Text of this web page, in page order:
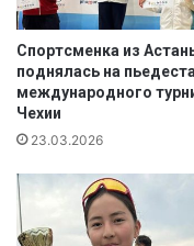
р
т
а
в
ч
е
т
ь
2
а
х
с
т
а
н
п
м
у
а
Спортсменка из
поднялась на
международного
Чехии
23.03.2026